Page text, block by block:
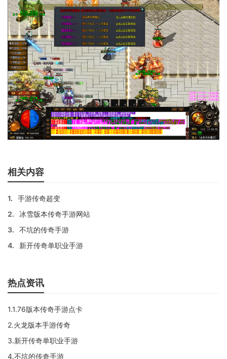
相关内容
1.
手游传奇超变
2.
冰雪版本传奇手游网站
3.
不坑的传奇手游
4.
新开传奇单职业手游
热点资讯
1.1.76版本传奇手游点卡
2.火龙版本手游传奇
3.新开传奇单职业手游
4.不坑的传奇手游